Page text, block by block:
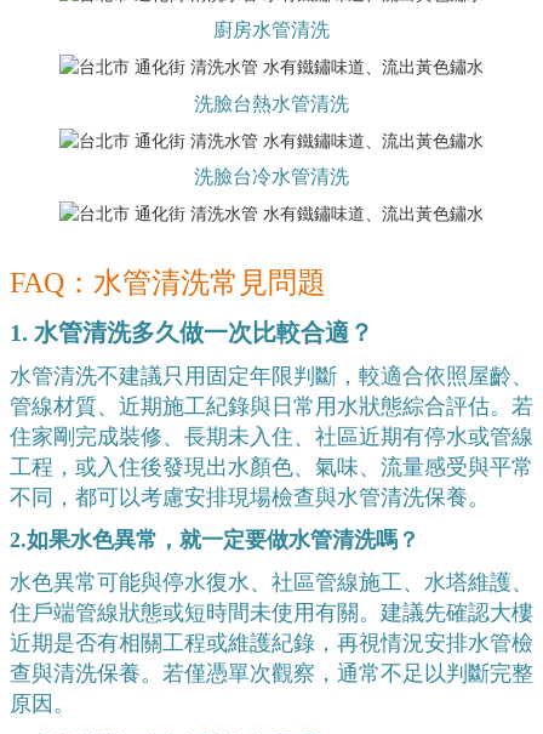
廚房水管清洗
洗臉台熱水管清洗
洗臉台冷水管清洗
FAQ：水管清洗常見問題
1. 水管清洗多久做一次比較合適？
水管清洗不建議只用固定年限判斷，較適合依照屋齡、
管線材質、近期施工紀錄與日常用水狀態綜合評估。若
住家剛完成裝修、長期未入住、社區近期有停水或管線
工程，或入住後發現出水顏色、氣味、流量感受與平常
不同，都可以考慮安排現場檢查與水管清洗保養。
2.如果水色異常，就一定要做水管清洗嗎？
水色異常可能與停水復水、社區管線施工、水塔維護、
住戶端管線狀態或短時間未使用有關。建議先確認大樓
近期是否有相關工程或維護紀錄，再視情況安排水管檢
查與清洗保養。若僅憑單次觀察，通常不足以判斷完整
原因。